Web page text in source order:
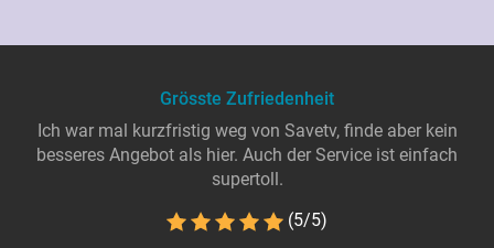
Grösste Zufriedenheit
Ich war mal kurzfristig weg von Savetv, finde aber kein
besseres Angebot als hier. Auch der Service ist einfach
supertoll.
(5/5)